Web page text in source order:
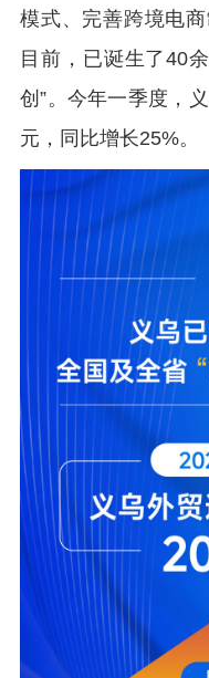
模式、完善跨境电
目前，已诞生了40
创”。今年一季度，
元，同比增长25%。